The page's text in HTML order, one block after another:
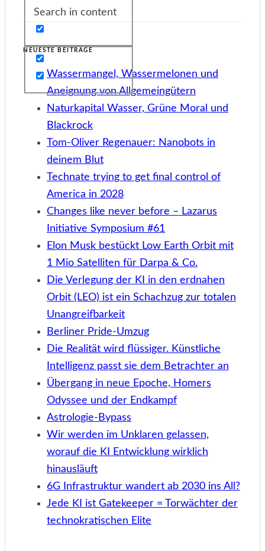
Search in content
NEUESTE BEITRÄGE
Wassermangel, Wassermelonen und
Aneignung von Allgemeingütern
Naturkapital Wasser, Grüne Moral und
Blackrock
Tom-Oliver Regenauer: Nanobots in
deinem Blut
Technate trying to get final control of
America in 2028
Changes like never before – Lazarus
Initiative Symposium #61
Elon Musk bestückt Low Earth Orbit mit
1 Mio Satelliten für Darpa & Co.
Die Verlegung der KI in den erdnahen
Orbit (LEO) ist ein Schachzug zur totalen
Unangreifbarkeit
Berliner Pride-Umzug
Die Realität wird flüssiger. Künstliche
Intelligenz passt sie dem Betrachter an
Übergang in neue Epoche, Homers
Odyssee und der Endkampf
Astrologie-Bypass
Wir werden im Unklaren gelassen,
worauf die KI Entwicklung wirklich
hinausläuft
6G Infrastruktur wandert ab 2030 ins All?
Jede KI ist Gatekeeper = Torwächter der
technokratischen Elite